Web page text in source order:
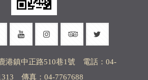
港鎮中正路510巷1號 電話：04-
傳真：04-7767688